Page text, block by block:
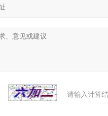
请输入计算